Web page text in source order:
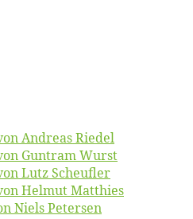
An­dre­as Riedel
Gun­tram Wurst
Lutz Scheufler
Hel­mut Matthies
Niels Petersen